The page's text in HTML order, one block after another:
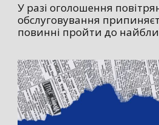
У разі оголошення
обслуговування
повинні пройти до